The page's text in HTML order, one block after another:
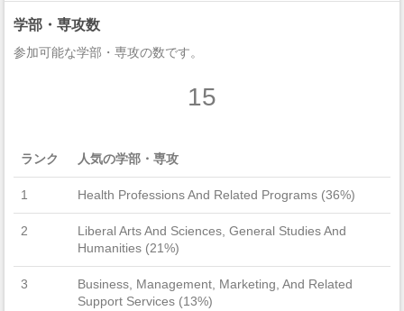
学部・専攻数
参加可能な学部・専攻の数です。
15
ランク 人気の学部・専攻
1 Health Professions And Related Programs (36%)
2
Liberal Arts And Sciences, General Studies And
Humanities (21%)
3
Business, Management, Marketing, And Related
Support Services (13%)